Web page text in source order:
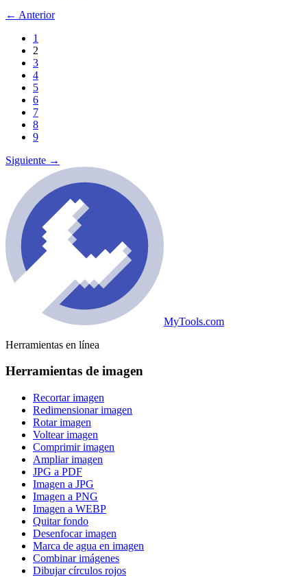
← Anterior
1
2
3
4
5
6
7
8
9
Siguiente →
MyTools.com
Herramientas en línea
Herramientas de imagen
Recortar imagen
Redimensionar imagen
Rotar imagen
Voltear imagen
Comprimir imagen
Ampliar imagen
JPG a PDF
Imagen a JPG
Imagen a PNG
Imagen a WEBP
Quitar fondo
Desenfocar imagen
Marca de agua en imagen
Combinar imágenes
Dibujar círculos rojos